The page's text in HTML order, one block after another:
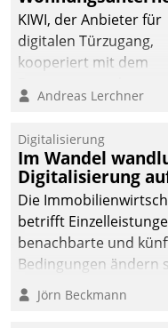
KIWI, der Anbieter für
digitalen Türzugang,
kooperiert mit dem
Andreas Lerchner
Digitalisierung
Im Wandel
Digitalisierung
Die
betrifft
benachbarte und
Bedingungen ändern
technisch die
fürs Wachsen öffnen?
Jörn Beckmann